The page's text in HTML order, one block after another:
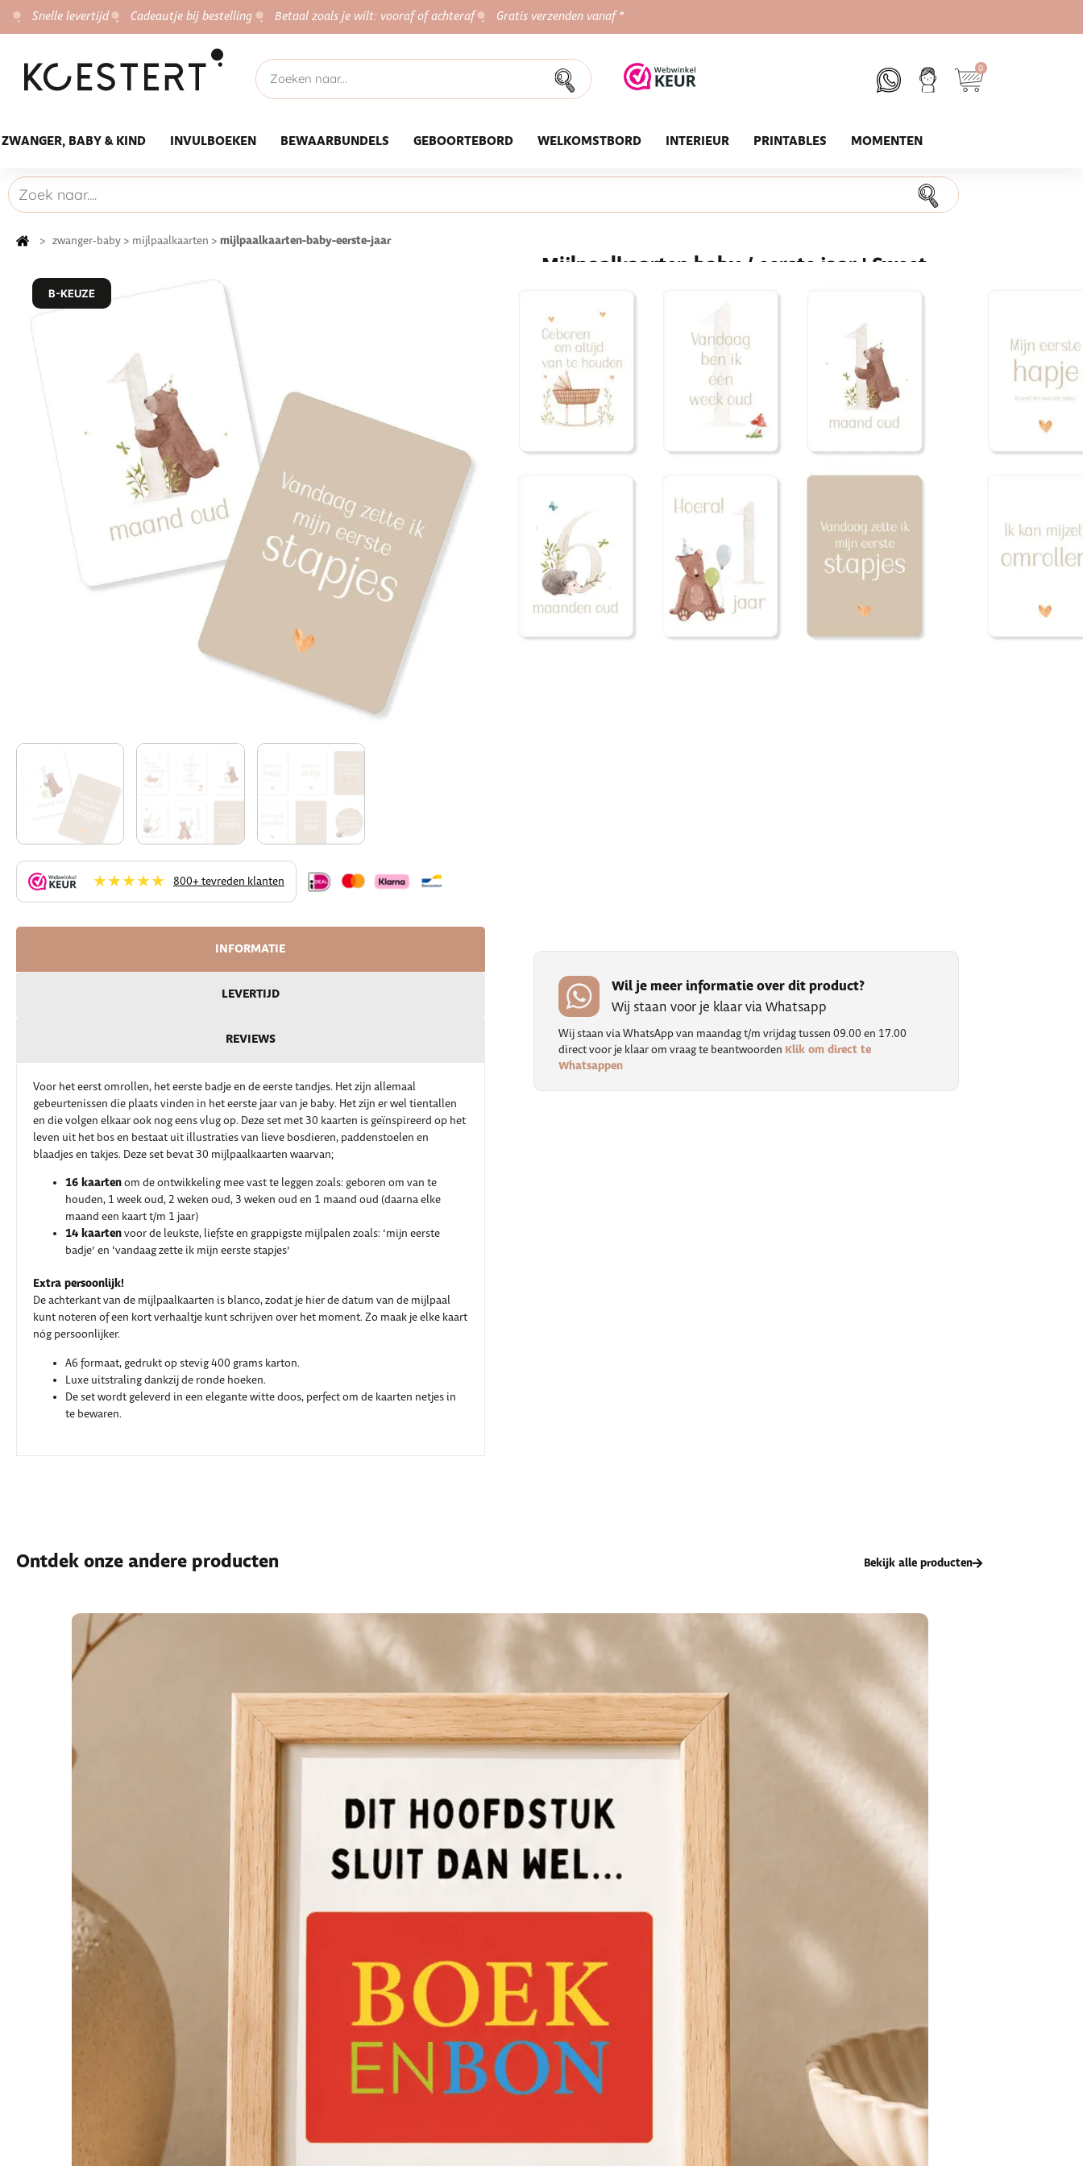
Snelle levertijd Cadeautje bij bestelling Betaal zoals je wilt: vooraf of achteraf Gratis verzenden vanaf *
0
ZWANGER, BABY & KIND INVULBOEKEN BEWAARBUNDELS GEBOORTEBORD WELKOMSTBORD INTERIEUR PRINTABLES MOMENTEN
> zwanger-baby > mijlpaalkaarten > mijlpaalkaarten-baby-eerste-jaar
B-KEUZE
★★★★★ 800+ tevreden klanten
Mijlpaalkaarten baby / eerste jaar | Sweet
forest | 30 kaarten
Koester alle bijzondere mijlpalen van je baby met de baby mijlpaalkaarten.
Zo mis je geen één mijlpaal en ben je nog bewuster bezig met de groei en
ontwikkeling van je baby.
Let op: de kaart ‘mijn eerste kerst’ ontbreekt, vandaar de verlaagde
prijs.
Voor 14:00 uur besteld, vandaag verzonden
Toevoegen aan winkelwagen
INFORMATIE
LEVERTIJD
REVIEWS
Voor het eerst omrollen, het eerste badje en de eerste tandjes. Het zijn allemaal
gebeurtenissen die plaats vinden in het eerste jaar van je baby. Het zijn er wel tientallen
en die volgen elkaar ook nog eens vlug op. Deze set met 30 kaarten is geïnspireerd op het
leven uit het bos en bestaat uit illustraties van lieve bosdieren, paddenstoelen en
blaadjes en takjes. Deze set bevat 30 mijlpaalkaarten waarvan;
16 kaartenom de ontwikkeling mee vast te leggen zoals: geboren om van te
houden, 1 week oud, 2 weken oud, 3 weken oud en 1 maand oud (daarna elke
maand een kaart t/m 1 jaar)
14 kaartenvoor de leukste, liefste en grappigste mijlpalen zoals: ‘mijn eerste
badje’ en ‘vandaag zette ik mijn eerste stapjes’
Extra persoonlijk!
De achterkant van de mijlpaalkaarten is blanco, zodat je hier de datum van de mijlpaal
kunt noteren of een kort verhaaltje kunt schrijven over het moment. Zo maak je elke kaart
nóg persoonlijker.
A6 formaat, gedrukt op stevig 400 grams karton.
Luxe uitstraling dankzij de ronde hoeken.
De set wordt geleverd in een elegante witte doos, perfect om de kaarten netjes in
te bewaren.
Wil je meer informatie over dit product?
Wij staan voor je klaar via Whatsapp
Wij staan via WhatsApp van maandag t/m vrijdag tussen 09.00 en 17.00
direct voor je klaar om vraag te beantwoorden Klik om direct te
Whatsappen
Ontdek onze andere producten Bekijk alle producten